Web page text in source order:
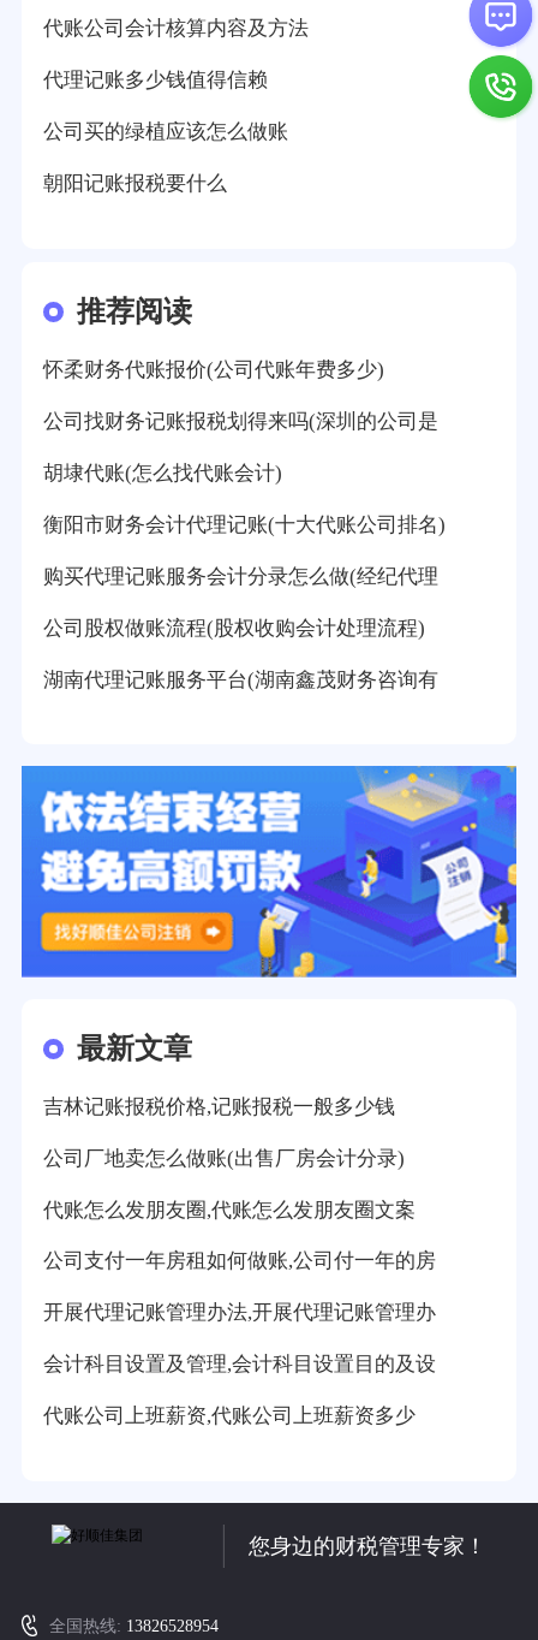
代账公司会计核算内容及方法
代理记账多少钱值得信赖
公司买的绿植应该怎么做账
朝阳记账报税要什么
推荐阅读
怀柔财务代账报价(公司代账年费多少)
公司找财务记账报税划得来吗(深圳的公司是
胡埭代账(怎么找代账会计)
衡阳市财务会计代理记账(十大代账公司排名)
购买代理记账服务会计分录怎么做(经纪代理
公司股权做账流程(股权收购会计处理流程)
湖南代理记账服务平台(湖南鑫茂财务咨询有
最新文章
吉林记账报税价格,记账报税一般多少钱
公司厂地卖怎么做账(出售厂房会计分录)
代账怎么发朋友圈,代账怎么发朋友圈文案
公司支付一年房租如何做账,公司付一年的房
开展代理记账管理办法,开展代理记账管理办
会计科目设置及管理,会计科目设置目的及设
代账公司上班薪资,代账公司上班薪资多少
您身边的财税管理专家！
全国热线: 13826528954